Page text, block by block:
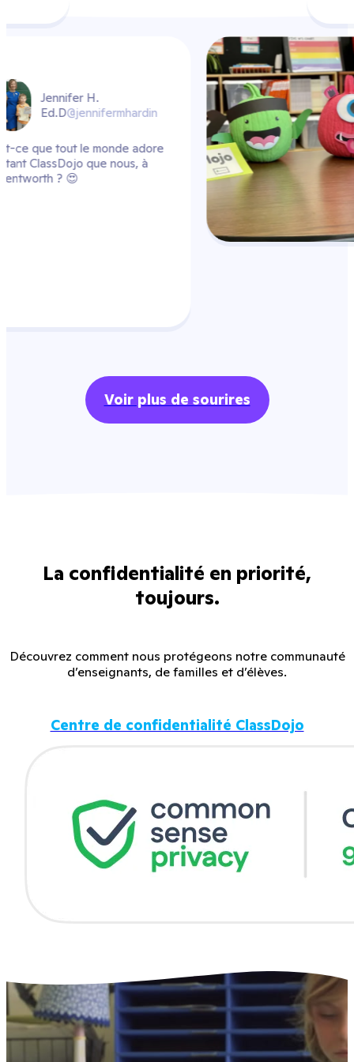
adore
à
Voir plus de sourires
La confidentialité en priorité,
toujours.
Découvrez comment nous protégeons notre communauté
d’enseignants, de familles et d’élèves.
Centre de confidentialité ClassDojo